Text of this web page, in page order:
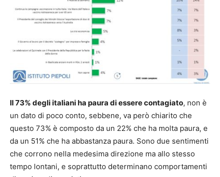
Il 73% degli italiani ha paura di essere contagiato, non è
un dato di poco conto, sebbene, va però chiarito che
questo 73% è composto da un 22% che ha molta paura, e
da un 51% che ha abbastanza paura. Sono due sentimenti
che corrono nella medesima direzione ma allo stesso
tempo lontani, e soprattutto determinano comportamenti